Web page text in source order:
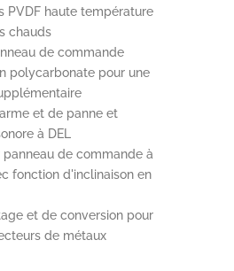
PVDF haute température
chauds
de commande
polycarbonate pour une
et de panne et
à DEL
panneau de commande à
fonction d'inclinaison en
et de conversion pour
de métaux